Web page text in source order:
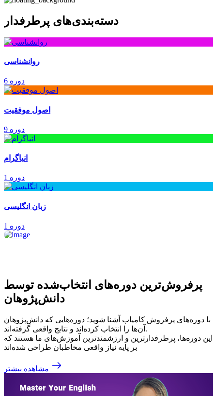
دسته‌بندی‌های پرطرفدار
روانشناسی
6 دوره
اصول موفقیت
9 دوره
انیاگرام
1 دوره
زبان انگلیسی
1 دوره
پرفروش‌ترین‌ دوره‌های انتخاب‌شده توسط
دانش‌پژوهان
با دوره‌های پرفروش کامیاب آشنا شوید؛ دوره‌هایی که دانش‌پژوهان
آن‌ها را انتخاب کرده‌اند و نتایج واقعی گرفته‌اند.
این دوره‌ها، پرطرفدارترین و ارزشمندترین آموزش‌های ما هستند که
بر پایه نیاز واقعی مخاطبان طراحی شده‌اند
مشاهده بیشتر